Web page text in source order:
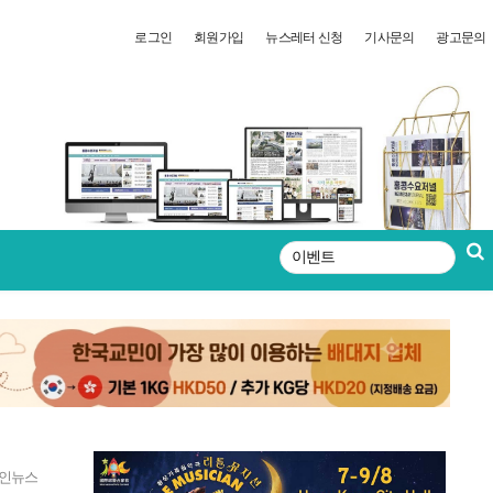
로그인 회원가입 뉴스레터 신청 기사문의 광고문의
검
뉴스